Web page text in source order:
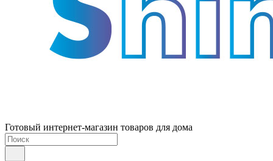
Готовый интернет-магазин товаров для дома